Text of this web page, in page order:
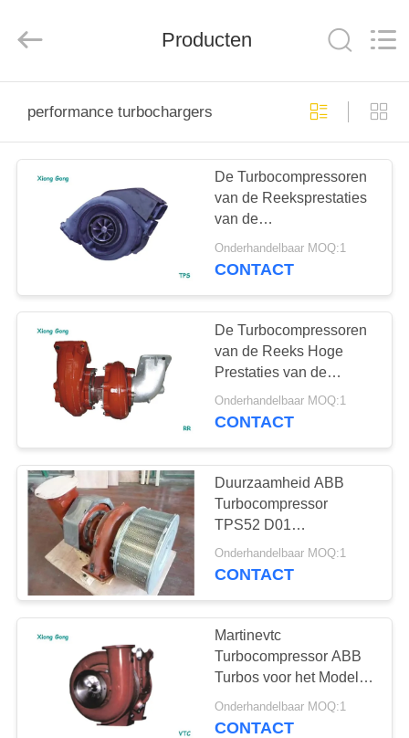
PRODUCTEN
ONGEVEER
FABRIEKSREIS
KWALITEITSCONTROLE
CONTACTEER
ONS
NIEUWS
SITEMAP
PRIVACY
POLICY
Electrical
Producten
performance turbochargers
De Turbocompressoren
van de Reeksprestaties
van de
duurzaamheidsabb
Turbocompressor TPS
Onderhandelbaar MOQ:1
CONTACT
De Turbocompressoren
van de Reeks Hoge
Prestaties van de
Martineabb
Turbocompressor rr
Onderhandelbaar MOQ:1
CONTACT
Duurzaamheid ABB
Turbocompressor
TPS52 D01
Performance
Turbocompressors
Onderhandelbaar MOQ:1
CONTACT
Martinevtc
Turbocompressor ABB
Turbos voor het Model
van VTC214 VTC254
VTC304
Onderhandelbaar MOQ:1
CONTACT